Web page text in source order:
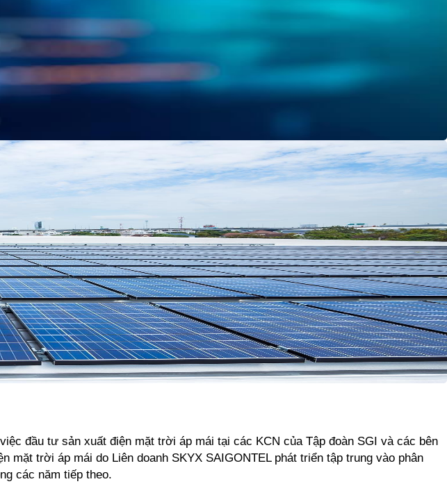
đầu tư sản xuất điện mặt trời áp mái tại các KCN của Tập đoàn SGI và các bên
trời áp mái do Liên doanh SKYX SAIGONTEL phát triển tập trung vào phân
các năm tiếp theo.